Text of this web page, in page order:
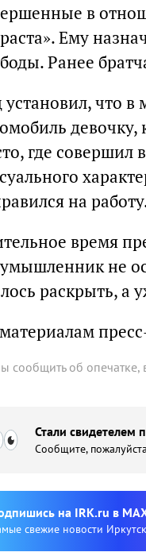
в
Ему
Ранее
установил, что в
девочку,
где совершил
на
время
не
раскрыть, а
сообщить об опечатке,
Стали свидетелем
Сообщите,
на IRK.ru в
свежие новости